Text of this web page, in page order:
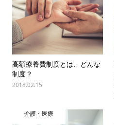
高額療養費制度とは、どんな
制度？
2018.02.15
介護・医療